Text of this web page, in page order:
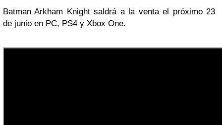
Batman Arkham Knight saldrá a la venta el próximo 23
de junio en PC, PS4 y Xbox One.